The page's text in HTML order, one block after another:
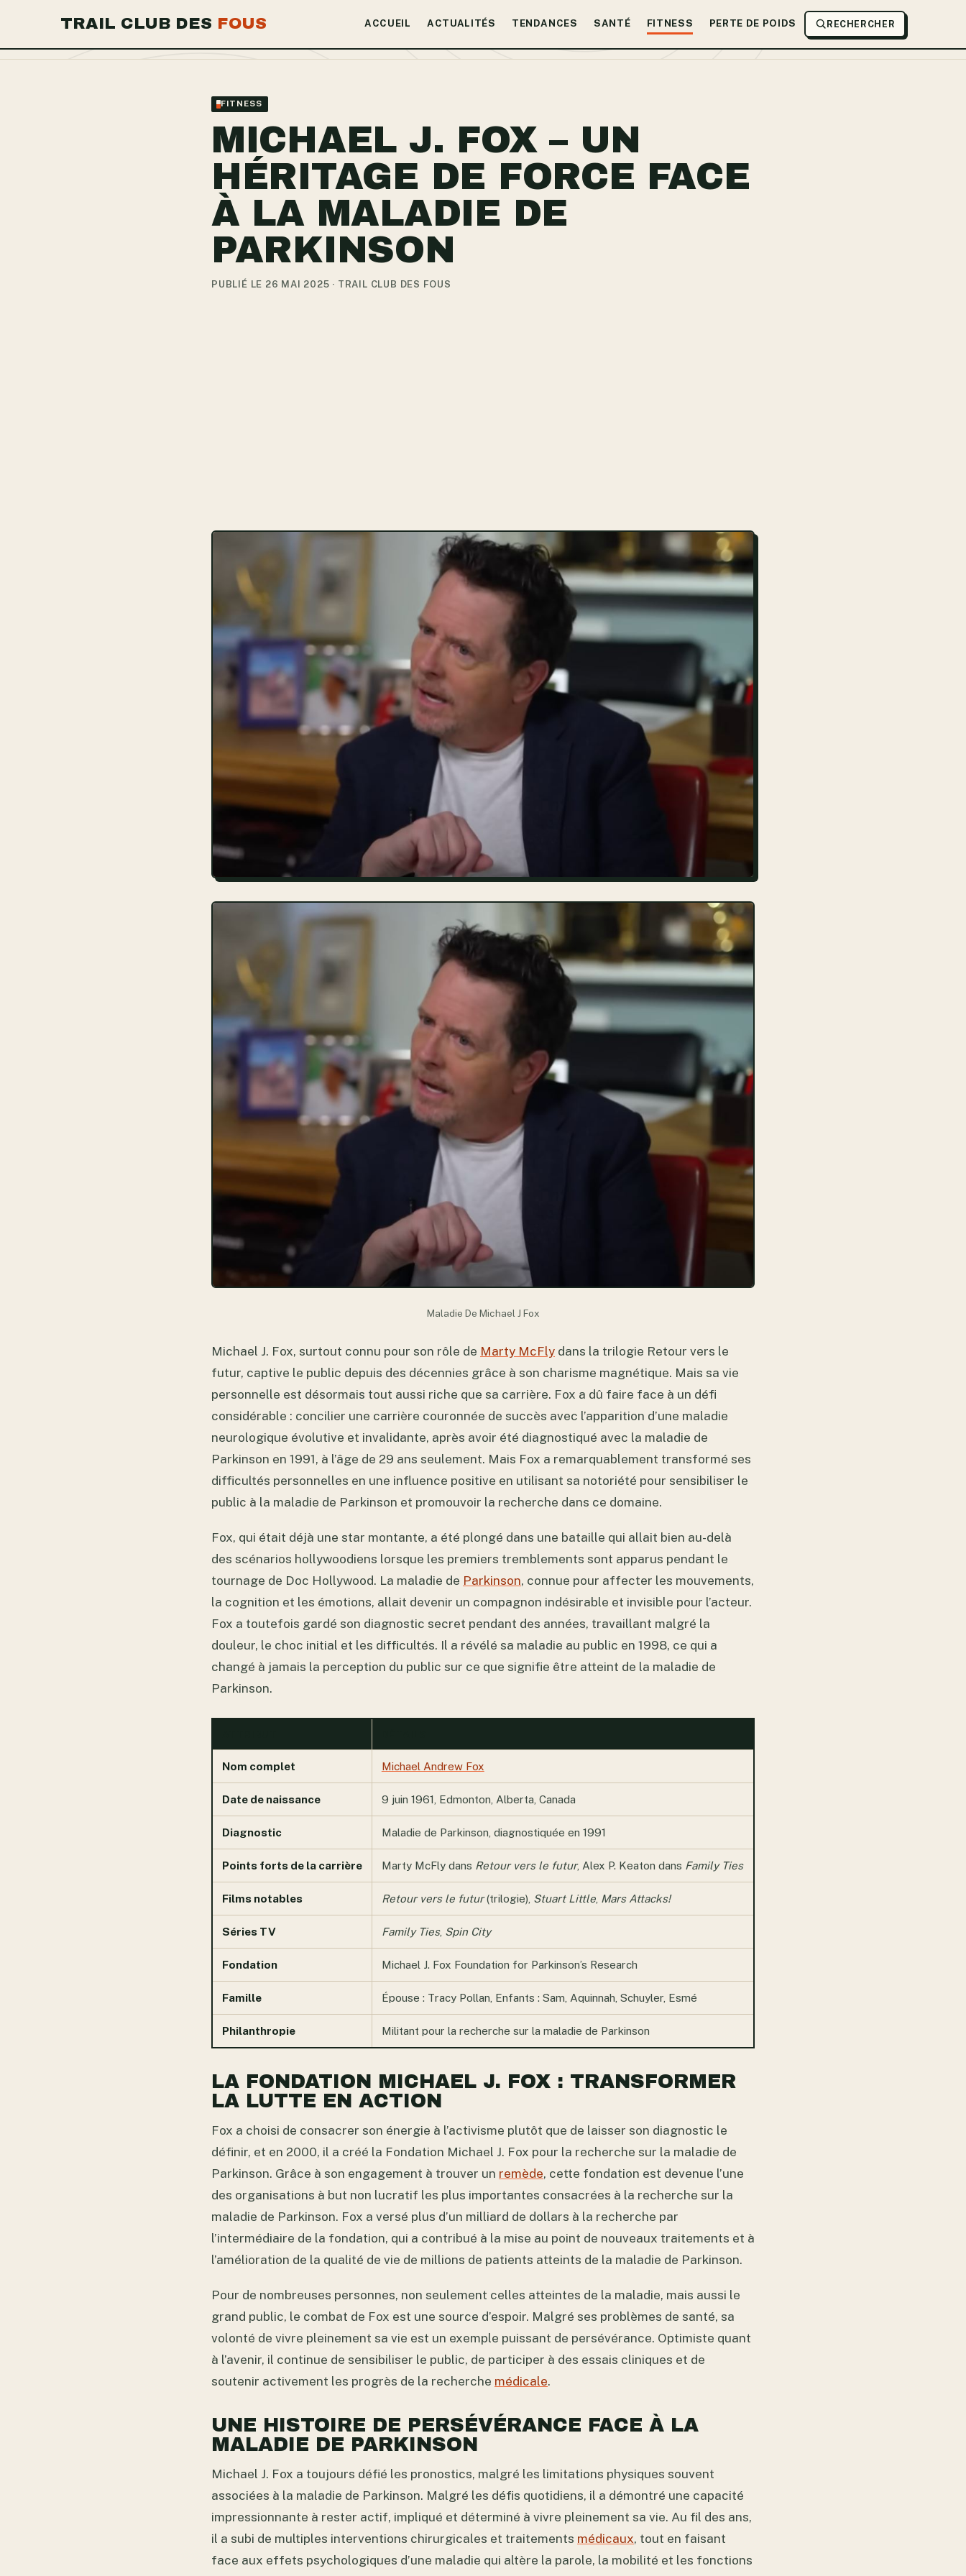
TRAIL CLUB DES FOUS ACCUEIL ACTUALITÉS TENDANCES SANTÉ FITNESS PERTE DE POIDS RECHERCHER
FITNESS
MICHAEL J. FOX – UN
HÉRITAGE DE FORCE FACE
À LA MALADIE DE
PARKINSON
PUBLIÉ LE 26 MAI 2025 · TRAIL CLUB DES FOUS
Maladie De Michael J Fox
Michael J. Fox, surtout connu pour son rôle de Marty McFly dans la trilogie Retour vers le
futur, captive le public depuis des décennies grâce à son charisme magnétique. Mais sa vie
personnelle est désormais tout aussi riche que sa carrière. Fox a dû faire face à un défi
considérable : concilier une carrière couronnée de succès avec l’apparition d’une maladie
neurologique évolutive et invalidante, après avoir été diagnostiqué avec la maladie de
Parkinson en 1991, à l’âge de 29 ans seulement. Mais Fox a remarquablement transformé ses
difficultés personnelles en une influence positive en utilisant sa notoriété pour sensibiliser le
public à la maladie de Parkinson et promouvoir la recherche dans ce domaine.
Fox, qui était déjà une star montante, a été plongé dans une bataille qui allait bien au-delà
des scénarios hollywoodiens lorsque les premiers tremblements sont apparus pendant le
tournage de Doc Hollywood. La maladie de Parkinson, connue pour affecter les mouvements,
la cognition et les émotions, allait devenir un compagnon indésirable et invisible pour l’acteur.
Fox a toutefois gardé son diagnostic secret pendant des années, travaillant malgré la
douleur, le choc initial et les difficultés. Il a révélé sa maladie au public en 1998, ce qui a
changé à jamais la perception du public sur ce que signifie être atteint de la maladie de
Parkinson.
Nom complet Michael Andrew Fox
Date de naissance 9 juin 1961, Edmonton, Alberta, Canada
Diagnostic Maladie de Parkinson, diagnostiquée en 1991
Points forts de la carrière Marty McFly dans Retour vers le futur, Alex P. Keaton dans Family Ties
Films notables Retour vers le futur(trilogie), Stuart Little, Mars Attacks!
Séries TV Family Ties, Spin City
Fondation Michael J. Fox Foundation for Parkinson’s Research
Famille Épouse : Tracy Pollan, Enfants : Sam, Aquinnah, Schuyler, Esmé
Philanthropie Militant pour la recherche sur la maladie de Parkinson
LA FONDATION MICHAEL J. FOX : TRANSFORMER
LA LUTTE EN ACTION
Fox a choisi de consacrer son énergie à l’activisme plutôt que de laisser son diagnostic le
définir, et en 2000, il a créé la Fondation Michael J. Fox pour la recherche sur la maladie de
Parkinson. Grâce à son engagement à trouver un remède, cette fondation est devenue l’une
des organisations à but non lucratif les plus importantes consacrées à la recherche sur la
maladie de Parkinson. Fox a versé plus d’un milliard de dollars à la recherche par
l’intermédiaire de la fondation, qui a contribué à la mise au point de nouveaux traitements et à
l’amélioration de la qualité de vie de millions de patients atteints de la maladie de Parkinson.
Pour de nombreuses personnes, non seulement celles atteintes de la maladie, mais aussi le
grand public, le combat de Fox est une source d’espoir. Malgré ses problèmes de santé, sa
volonté de vivre pleinement sa vie est un exemple puissant de persévérance. Optimiste quant
à l’avenir, il continue de sensibiliser le public, de participer à des essais cliniques et de
soutenir activement les progrès de la recherche médicale.
UNE HISTOIRE DE PERSÉVÉRANCE FACE À LA
MALADIE DE PARKINSON
Michael J. Fox a toujours défié les pronostics, malgré les limitations physiques souvent
associées à la maladie de Parkinson. Malgré les défis quotidiens, il a démontré une capacité
impressionnante à rester actif, impliqué et déterminé à vivre pleinement sa vie. Au fil des ans,
il a subi de multiples interventions chirurgicales et traitements médicaux, tout en faisant
face aux effets psychologiques d’une maladie qui altère la parole, la mobilité et les fonctions